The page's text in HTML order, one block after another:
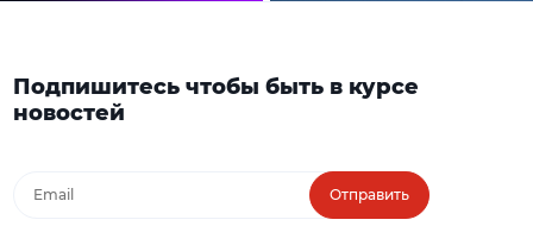
Подпишитесь чтобы быть в курсе
новостей
Отправить